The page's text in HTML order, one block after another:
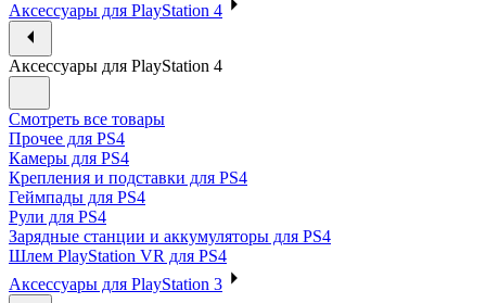
Аксессуары для PlayStation 4
Аксессуары для PlayStation 4
Смотреть все товары
Прочее для PS4
Камеры для PS4
Крепления и подставки для PS4
Геймпады для PS4
Рули для PS4
Зарядные станции и аккумуляторы для PS4
Шлем PlayStation VR для PS4
Аксессуары для PlayStation 3